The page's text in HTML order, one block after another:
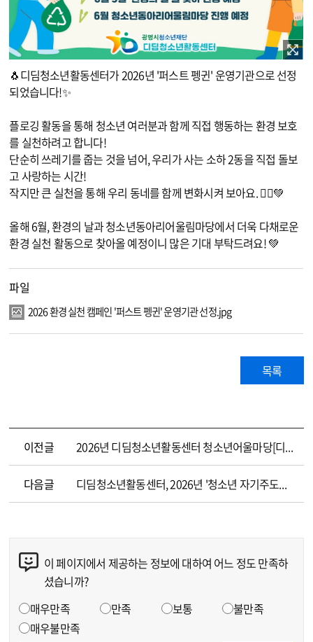
이미지 확대보기
🐧디딤청소년활동센터가 2026년 '퍼스트 펭귄' 운영기관으로 선정
되었습니다!✨
플로깅 활동을 통해 청소년 여러분과 함께 직접 행동하는 환경 보호
를 실천하려고 합니다!
단순히 쓰레기를 줍는 것을 넘어, 우리가 사는 소하 2동을 직접 돌보
고 사랑하는 시간!
작지만 큰 실천을 통해 우리 동네를 함께 변화시켜 보아요. 🏃‍♂️💚
올해 6월, 환경의 날과 청소년동아리어울림마당에서 더욱 다채로운
환경 실천 활동으로 찾아올 예정이니 많은 기대 부탁드려요! 💚
파일
2026 환경 실천 캠페인 '퍼스트 펭귄' 운영기관 선정.jpg
목록
이전글 2026년 디딤청소년활동센터 청소년어울마당[디딤랜드] 개최
다음글 디딤청소년활동센터, 2026년 '청소년 자기주도형 봉사활동' 운영기관 선정!
이 페이지에서 제공하는 정보에 대하여 어느 정도 만족하
셨습니까?
매우만족 만족 보통
불만족
매우불만족